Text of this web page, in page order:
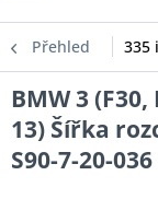
Přehled 335
BMW 3
13) Šířka
S90-7-20-